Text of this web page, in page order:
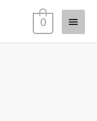
Menú
0